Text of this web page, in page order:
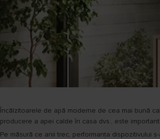
Încălzitoarele de apă moderne de cea mai bună
producere a apei calde în casa dvs., este
Pe măsură ce anii trec, performanța dispozitivului